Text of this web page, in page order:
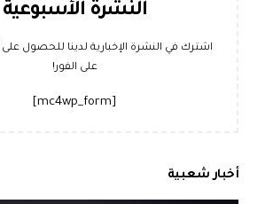
النشرة الأسبوعية
اشترك في النشرة الإخبارية لدينا للحصول على
على الفور!
[mc4wp_form]
أخبار شعبية